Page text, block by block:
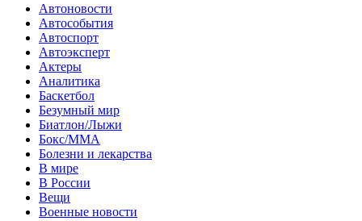
Автоновости
Автособытия
Автоспорт
Автоэксперт
Актеры
Аналитика
Баскетбол
Безумный мир
Биатлон/Лыжи
Бокс/MMA
Болезни и лекарства
В мире
В России
Вещи
Военные новости